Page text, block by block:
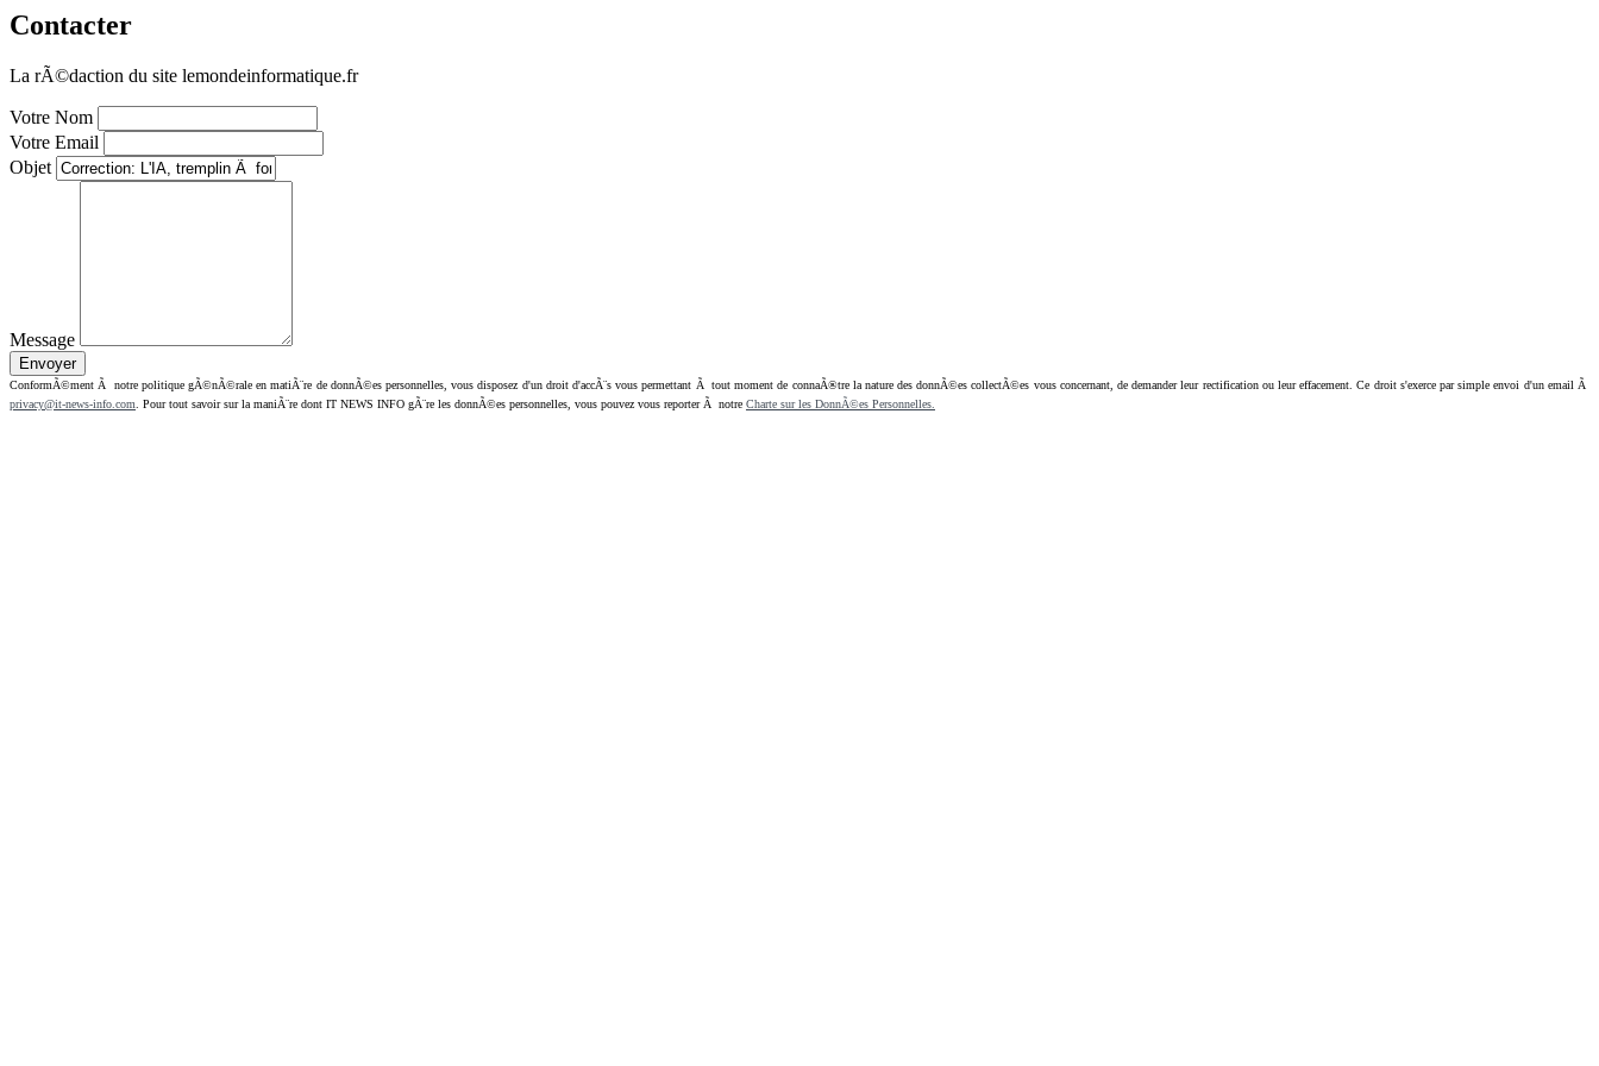
Contacter
La rÃ©daction du site lemondeinformatique.fr
Votre Nom
Votre Email
Objet
Message
ConformÃ©ment Ã notre politique gÃ©nÃ©rale en matiÃ¨re de donnÃ©es personnelles, vous disposez d'un droit d'accÃ¨s vous permettant Ã tout moment de connaÃ®tre la nature des donnÃ©es collectÃ©es vous concernant, de demander leur rectification ou leur effacement. Ce droit s'exerce par simple envoi d'un email Ã
privacy@it-news-info.com . Pour tout savoir sur la maniÃ¨re dont IT NEWS INFO gÃ¨re les donnÃ©es personnelles, vous pouvez vous reporter Ã notre Charte sur les DonnÃ©es Personnelles.